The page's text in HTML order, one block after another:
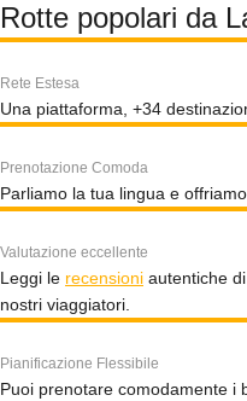
Rotte popolari da
Rete Estesa
Una piattaforma, +34
Prenotazione Comoda
Parliamo la tua lingua e
Valutazione eccellente
Leggi le recensioni autentiche di
nostri viaggiatori.
Pianificazione Flessibile
Puoi prenotare comodamente i